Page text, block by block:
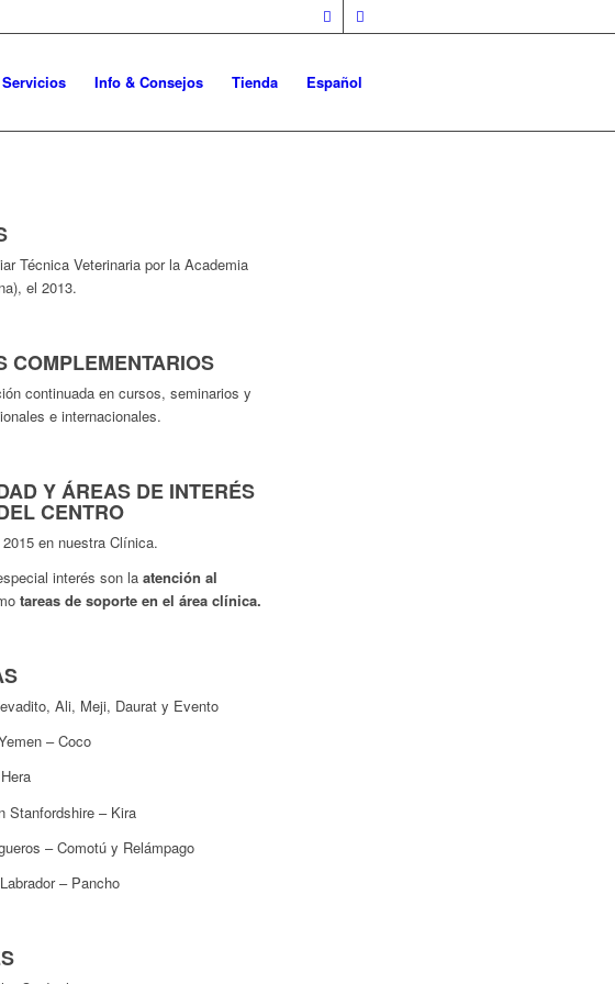
Servicios Info & Consejos Tienda Español
Técnica Veterinaria por la Academia
el 2013.
COMPLEMENTARIOS
continuada en cursos, seminarios y
e internacionales.
Y ÁREAS DE INTERÉS
CENTRO
en nuestra Clínica.
interés son la atención al
tareas de soporte en el área clínica.
Ali, Meji, Daurat y Evento
– Coco
Stanfordshire – Kira
– Comotú y Relámpago
– Pancho